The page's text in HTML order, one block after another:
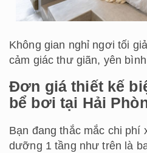
Không gian nghỉ ngơi tối
cảm giác thư giãn, yên
Đơn giá thiết kế
bể bơi tại Hải
Bạn đang thắc mắc chi phí
dưỡng 1 tầng như trên là